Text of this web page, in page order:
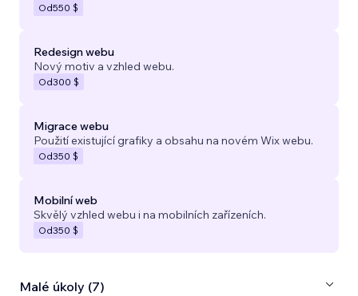
Od550 $
Redesign webu
Nový motiv a vzhled webu.
Od300 $
Migrace webu
Použití existující grafiky a obsahu na novém Wix webu.
Od350 $
Mobilní web
Skvělý vzhled webu i na mobilních zařízeních.
Od350 $
Malé úkoly (7)